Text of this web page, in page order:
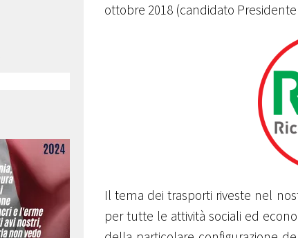
ottobre 2018 (candidato Presidente
Il tema dei trasporti riveste nel
per tutte le attività sociali ed